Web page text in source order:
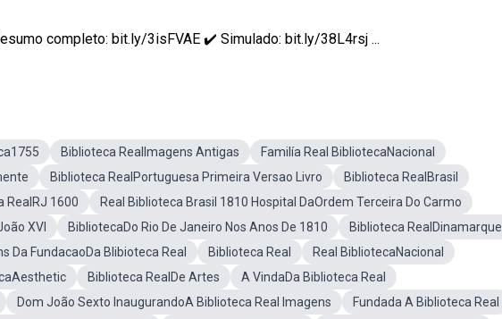
completo: bit.ly/3isFVAE ✔️ Simulado: bit.ly/38L4rsj ...
Biblioteca RealImagens Antigas
Familía Real BibliotecaNacional
Biblioteca RealPortuguesa Primeira Versao Livro
Biblioteca RealBrasil
RealRJ 1600
Real Biblioteca Brasil 1810 Hospital DaOrdem Terceira Do Carmo
XVI BibliotecaDo Rio De Janeiro Nos Anos De 1810
Biblioteca
Da FundacaoDa Blibioteca Real Biblioteca Real
Real BibliotecaNacional
Biblioteca RealDe Artes
A VindaDa Biblioteca Real
Dom João Sexto InaugurandoA Biblioteca Real Imagens
Fundada A Biblioteca Real